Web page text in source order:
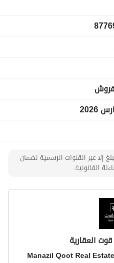
إلا عبر القنوات الرسمية لضمان
القانونية.
العقارية
Manazil Qoot Real